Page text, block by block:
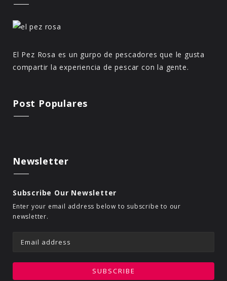
El Pez Rosa es un gurpo de pescadores que le gusta
compartir la experiencia de pescar con la gente.
Post Populares
Newsletter
Subscribe Our Newsletter
Enter your email address below to subscribe to our
newsletter.